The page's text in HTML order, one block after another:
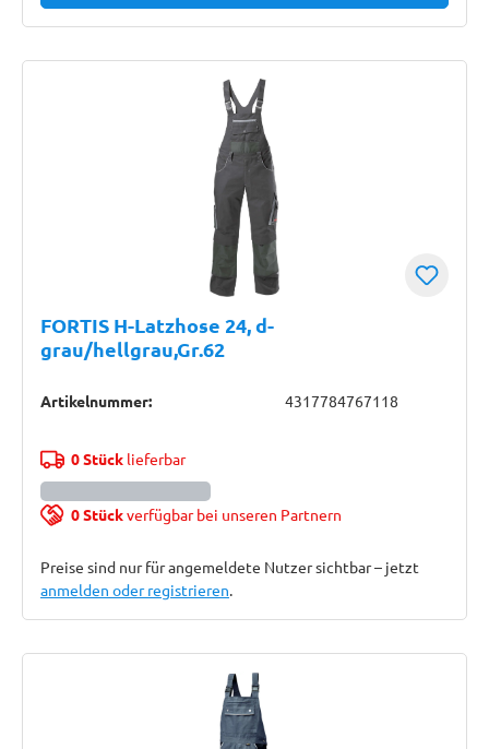
FORTIS H-Latzhose 24, d-
grau/hellgrau,Gr.62
Artikelnummer: 4317784767118
0 Stücklieferbar
0 Stückverfügbar bei unseren Partnern
Preise sind nur für angemeldete Nutzer sichtbar – jetzt
anmelden oder registrieren.